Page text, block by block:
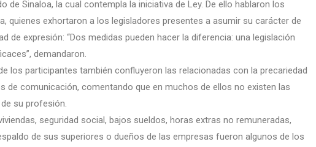
de Sinaloa, la cual contempla la iniciativa de Ley. De ello hablaron los
quienes exhortaron a los legisladores presentes a asumir su carácter de
de expresión: “Dos medidas pueden hacer la diferencia: una legislación
demandaron.
los participantes también confluyeron las relacionadas con la precariedad
de comunicación, comentando que en muchos de ellos no existen las
su profesión.
seguridad social, bajos sueldos, horas extras no remuneradas,
de sus superiores o dueños de las empresas fueron algunos de los